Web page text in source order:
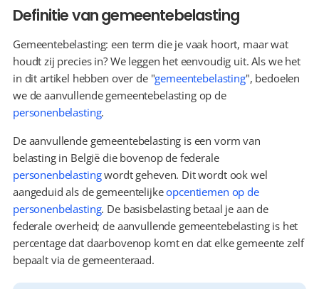
Definitie van gemeentebelasting
Gemeentebelasting: een term die je vaak hoort, maar wat
houdt zij precies in? We leggen het eenvoudig uit. Als we het
in dit artikel hebben over de "gemeentebelasting", bedoelen
we de aanvullende gemeentebelasting op de
personenbelasting.
De aanvullende gemeentebelasting is een vorm van
belasting in België die bovenop de federale
personenbelasting wordt geheven. Dit wordt ook wel
aangeduid als de gemeentelijke opcentiemen op de
personenbelasting. De basisbelasting betaal je aan de
federale overheid; de aanvullende gemeentebelasting is het
percentage dat daarbovenop komt en dat elke gemeente zelf
bepaalt via de gemeenteraad.